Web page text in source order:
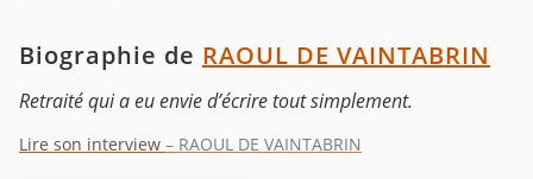
Biographie de RAOUL DE VAINTABRIN
Retraité qui a eu envie d’écrire tout simplement.
Lire son interview – RAOUL DE VAINTABRIN